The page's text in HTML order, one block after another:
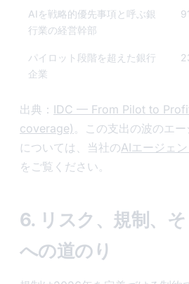
AIを戦略的優先事項と呼ぶ銀
行業の経営幹部
パイロット段階を超えた銀行
企業
出典： IDC — From Pilot to
coverage) 。この支出の波のエ
については、当社のAIエージェ
をご覧ください。
6. リスク、規制、
への道のり